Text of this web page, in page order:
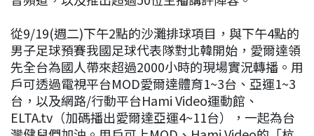
從9/19(週二)下午2點的沙灘排球項目，與下午4點的
男子足球預賽我國足球代表隊對北韓開始，愛爾達領
先全台為國人帶來超過2000小時的現場實況轉播。用
戶可透過電視平台MOD愛爾達體育1~3台、亞運1~3
台，以及網路/行動平台Hami Video運動館、
ELTA.tv（加碼播出愛爾達亞運4~11台），一起為台